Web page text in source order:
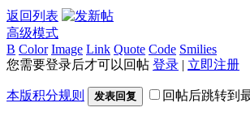
返回列表
高级模式
B Color Image Link Quote Code Smilies
您需要登录后才可以回帖 登录 | 立即注册
本版积分规则 发表回复 回帖后跳转到